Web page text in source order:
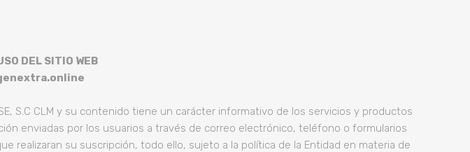
DEL SITIO WEB
S.C CLM y su contenido tiene un carácter informativo de los servicios y productos
enviadas por los usuarios a través de correo electrónico, teléfono o formularios
realizaran su suscripción, todo ello, sujeto a la política de la Entidad en materia de